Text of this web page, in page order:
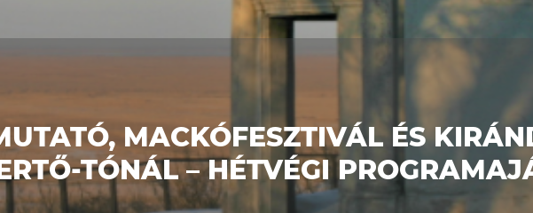
MACKÓFESZTIVÁL ÉS
TÓNÁL – HÉTVÉGI